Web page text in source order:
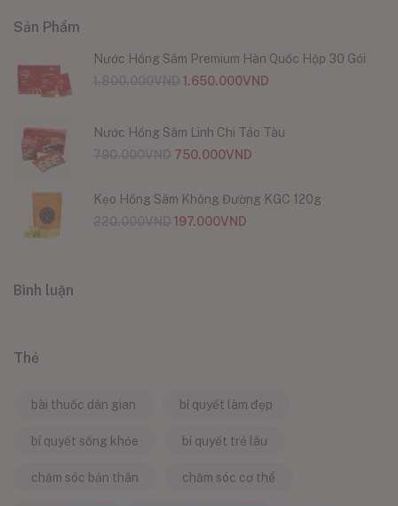
Sản Phẩm
Nước Hồng Sâm Premium Hàn Quốc Hộp 30 Gói
1.650.000VND
Nước Hồng Sâm Linh Chi Táo Tàu
750.000VND
Kẹo Hồng Sâm Không Đường KGC 120g
197.000VND
Bình luận
Thẻ
bài thuốc dân gian bí quyết làm đẹp
bí quyết sống khỏe bí quyết trẻ lâu
chăm sóc bản thân chăm sóc cơ thể